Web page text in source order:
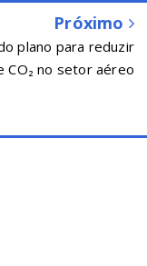
Próximo
plano para reduzir
CO₂ no setor aéreo